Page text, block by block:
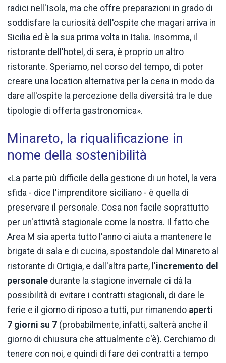
radici nell'Isola, ma che offre preparazioni in grado di
soddisfare la curiosità dell'ospite che magari arriva in
Sicilia ed è la sua prima volta in Italia. Insomma, il
ristorante dell'hotel, di sera, è proprio un altro
ristorante. Speriamo, nel corso del tempo, di poter
creare una location alternativa per la cena in modo da
dare all'ospite la percezione della diversità tra le due
tipologie di offerta gastronomica».
Minareto, la riqualificazione in
nome della sostenibilità
«La parte più difficile della gestione di un hotel, la vera
sfida - dice l'imprenditore siciliano - è quella di
preservare il personale. Cosa non facile soprattutto
per un'attività stagionale come la nostra. Il fatto che
Area M sia aperta tutto l'anno ci aiuta a mantenere le
brigate di sala e di cucina, spostandole dal Minareto al
ristorante di Ortigia, e dall'altra parte, l'incremento del
personale durante la stagione invernale ci dà la
possibilità di evitare i contratti stagionali, di dare le
ferie e il giorno di riposo a tutti, pur rimanendo aperti
7 giorni su 7 (probabilmente, infatti, salterà anche il
giorno di chiusura che attualmente c'è). Cerchiamo di
tenere con noi, e quindi di fare dei contratti a tempo